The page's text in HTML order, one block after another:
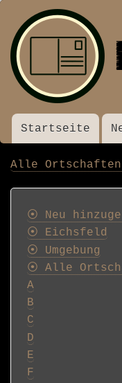
MenüStartseite
Alle Ortschaften
Postkarten
⦿ Neu
⦿ Eichsfeld
⦿ Umgebung
⦿ Alle
A
B
C
D
E
F